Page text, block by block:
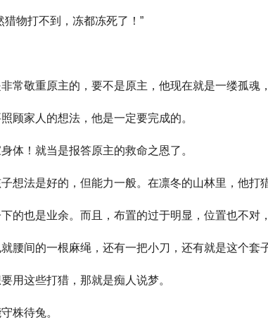
猎物打不到，冻都冻死了！”
常敬重原主的，要不是原主，他现在就是一缕孤魂
顾家人的想法，他是一定要完成的。
体！就当是报答原主的救命之恩了。
想法是好的，但能力一般。在凛冬的山林里，他打
的也是业余。而且，布置的过于明显，位置也不对
腰间的一根麻绳，还有一把小刀，还有就是这个套子
用这些打猎，那就是痴人说梦。
株待兔。